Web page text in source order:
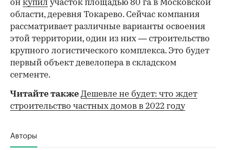
он купил участок площадью 80 га в Московской
области, деревня Токарево. Сейчас компания
рассматривает различные варианты освоения
этой территории, один из них — строительство
крупного логистического комплекса. Это будет
первый объект девелопера в складском
сегменте.
Читайте также Дешевле не будет: что ждет
строительство частных домов в 2022 году
Авторы